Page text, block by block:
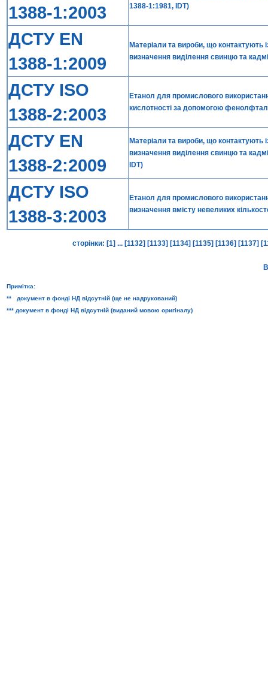
1388-1:2003
1388-1:1981, IDT)
ДСТУ EN
1388-1:2009
Матеріали та вироби, що контактують
визначення виділення свинцю та
ДСТУ ISO
1388-2:2003
Етанол для промислового
кислотності за допомогою
ДСТУ EN
1388-2:2009
Матеріали та вироби, що контактують
визначення виділення свинцю та
IDT)
ДСТУ ISO
1388-3:2003
Етанол для промислового
визначення вмісту невеликих
сторінки: [1] ...[1132] [1133] [1134] [1135] [1136] [1137]
Примітка:
** документ в фонді НД відсутній (ще не надрукований)
*** документ в фонді НД відсутній (виданий мовою оригіналу)